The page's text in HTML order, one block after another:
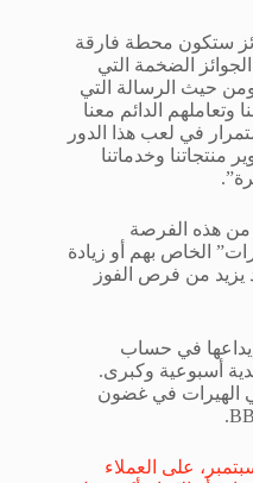
ستكون محطة فارقة
الضخمة التي
حيث الرسالة التي
وتعاملهم الدائم معنا
في لعب هذا الدور
منتجاتنا وخدماتنا
من هذه الفرصة
الخاص بهم أو زيادة
يزيد من فرص الفوز
يتم إيداعها في حساب
أسبوعية وكبرى.
الهيرات في غضون
على العملاء